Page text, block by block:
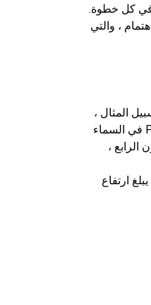
في كل خطوة.
، والتي
المثال ،
لن يرفض عاشق واحد من الغرابة الشرقية رؤية أكبر ستوبا بوذية في العالم. يصعد Phra Patom Chedi في السماء
الرابع ،
ارتفاع